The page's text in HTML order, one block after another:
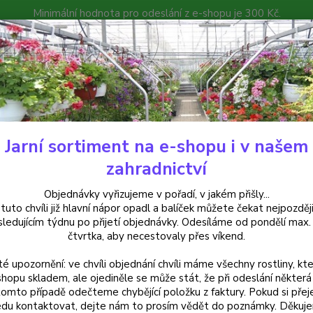
Minimální hodnota pro odeslání z e-shopu je 300 Kč.
můžete čekat nejpozději v následujícím týdnu po přijetí
Poradna Kontakty
Hledat
Pelargonie Pelargónie peltátum-Tomi, Muškát převislý - cena na prodejně
peltátum-Tomi, Muškát
miluje
Jarní sortiment na e-shopu i v našem
zahradnictví
Objednávky vyřizujeme v pořadí, v jakém přišly...
chvíli již hlavní nápor opadl a balíček můžete čekat
týdnu po přijetí objednávky. Odesíláme od pondělí
čtvrtka, aby necestovaly přes víkend.
upozornění: ve chvíli objednání chvíli máme všechny rostliny,
skladem, ale ojediněle se může stát, že při odeslání některá
případě odečteme chybějící položku z faktury. Pokud si
kontaktovat, dejte nám to prosím vědět do poznámky.